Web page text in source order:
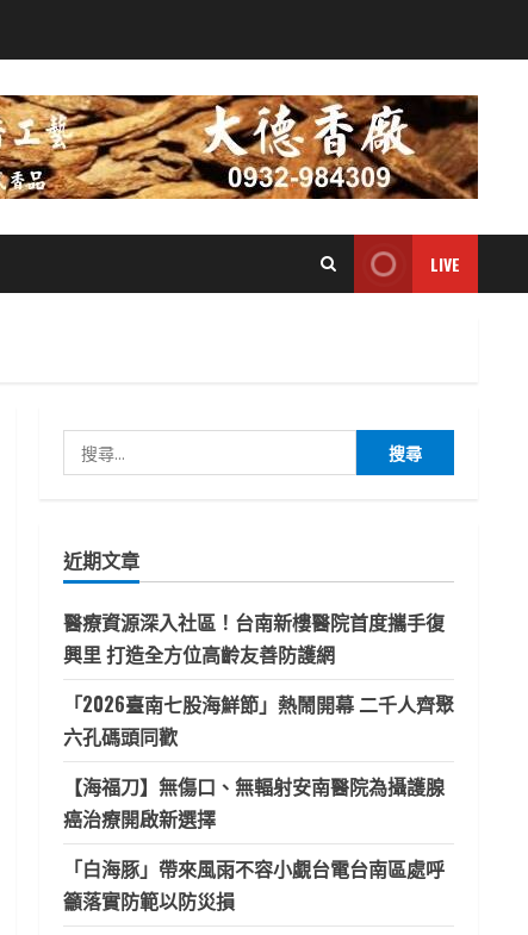
LIVE
尋
字:
近期文章
醫療資源深入社區！台南新樓醫院首度攜手復
興里 打造全方位高齡友善防護網
「2026臺南七股海鮮節」熱鬧開幕 二千人齊聚
六孔碼頭同歡
【海福刀】無傷口、無輻射安南醫院為攝護腺
癌治療開啟新選擇
「白海豚」帶來風雨不容小覷台電台南區處呼
籲落實防範以防災損